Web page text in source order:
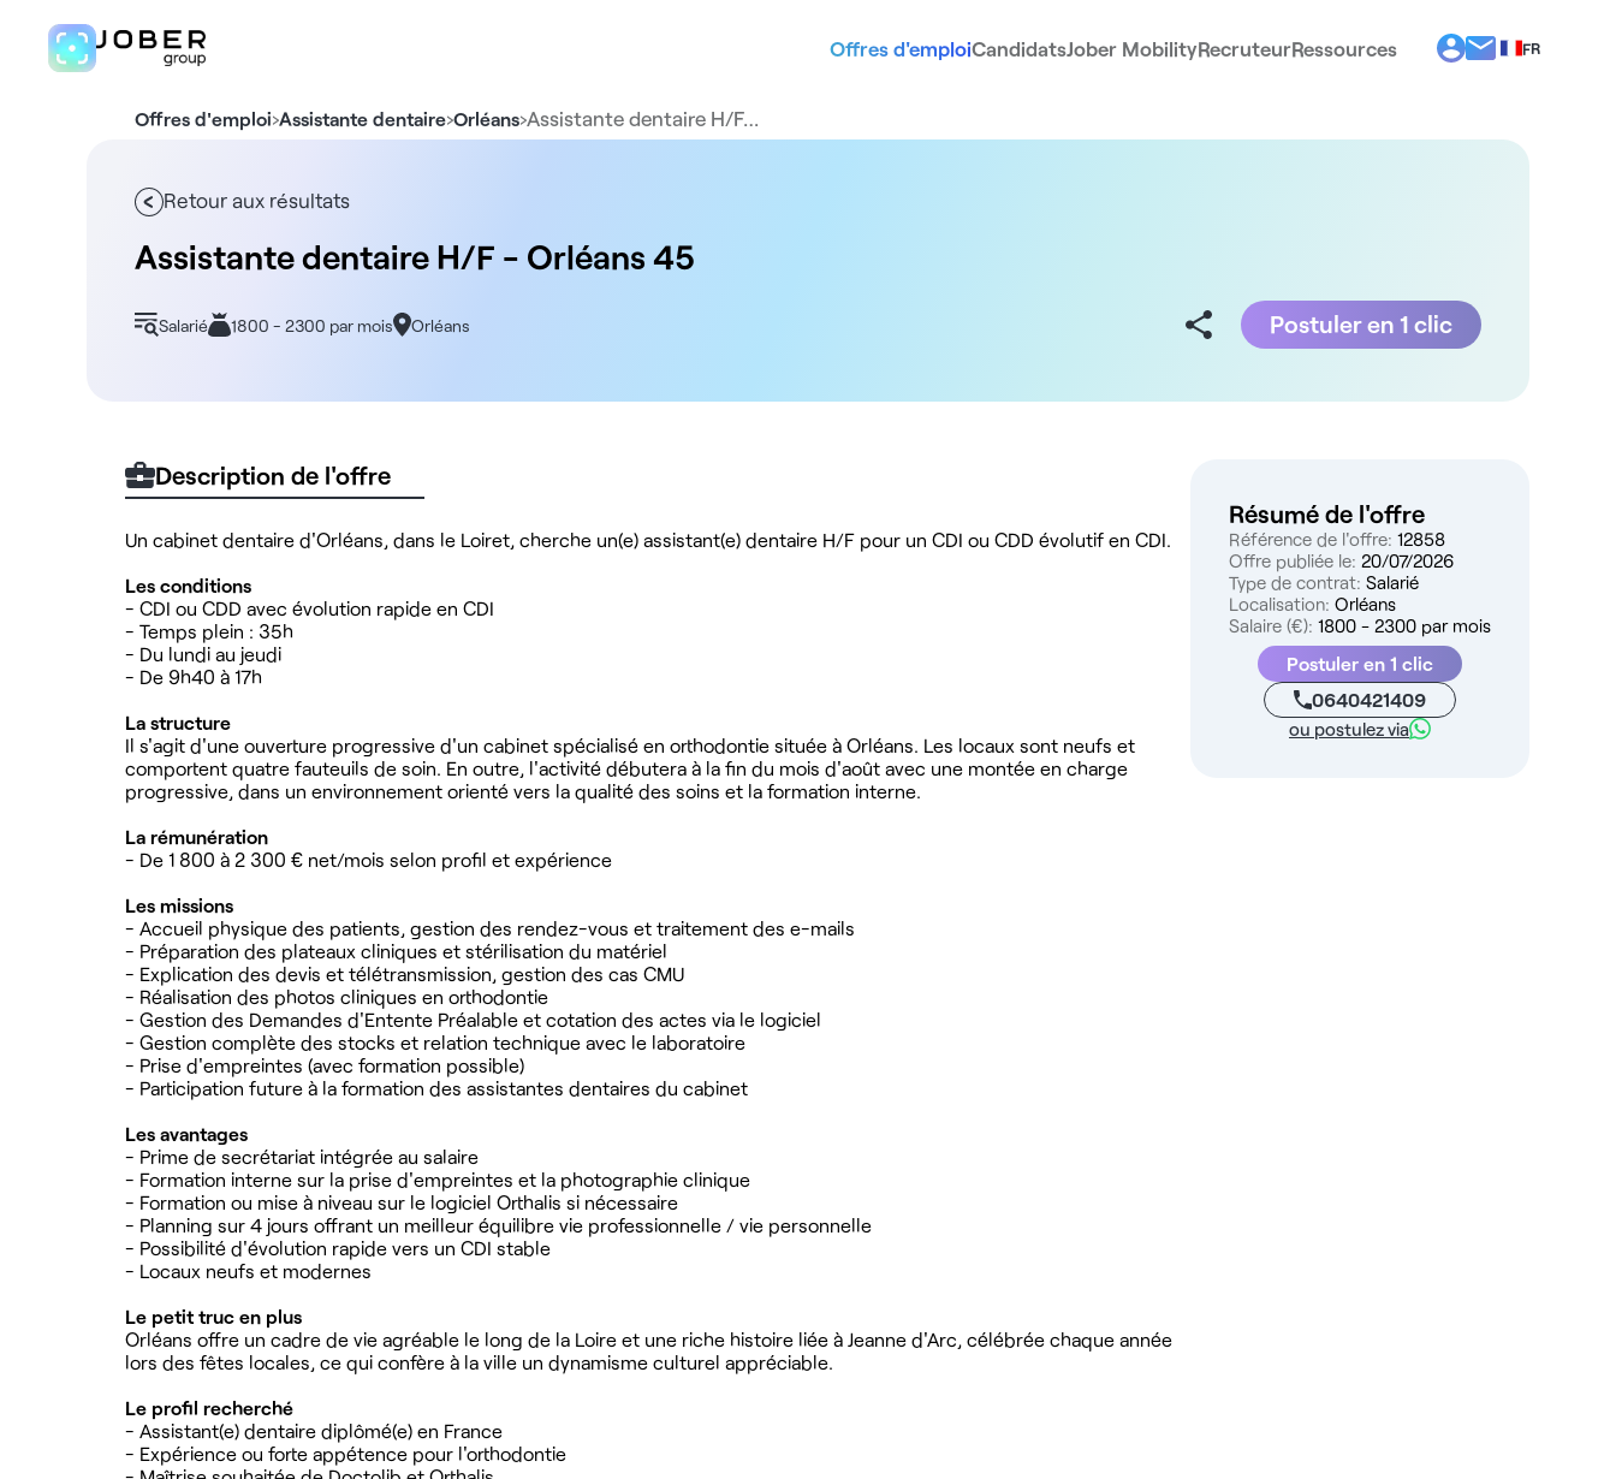
Offres d'emploiCandidatsJober MobilityRecruteurRessources
FR
ES
Offres d'emploi›Assistante dentaire›Orléans›Assistante dentaire H/F…
Retour aux résultats
Assistante dentaire H/F - Orléans 45
Salarié 1800 - 2300 par mois Orléans Postuler en 1 clic
Description de l'offre
Un cabinet dentaire d'Orléans, dans le Loiret, cherche un(e) assistant(e) dentaire H/F pour un CDI ou CDD évolutif en CDI.
Les conditions
- CDI ou CDD avec évolution rapide en CDI
- Temps plein : 35h
- Du lundi au jeudi
- De 9h40 à 17h
La structure
Il s'agit d'une ouverture progressive d'un cabinet spécialisé en orthodontie située à Orléans. Les locaux sont neufs et
comportent quatre fauteuils de soin. En outre, l'activité débutera à la fin du mois d'août avec une montée en charge
progressive, dans un environnement orienté vers la qualité des soins et la formation interne.
La rémunération
- De 1 800 à 2 300 € net/mois selon profil et expérience
Les missions
- Accueil physique des patients, gestion des rendez-vous et traitement des e-mails
- Préparation des plateaux cliniques et stérilisation du matériel
- Explication des devis et télétransmission, gestion des cas CMU
- Réalisation des photos cliniques en orthodontie
- Gestion des Demandes d'Entente Préalable et cotation des actes via le logiciel
- Gestion complète des stocks et relation technique avec le laboratoire
- Prise d'empreintes (avec formation possible)
- Participation future à la formation des assistantes dentaires du cabinet
Les avantages
- Prime de secrétariat intégrée au salaire
- Formation interne sur la prise d'empreintes et la photographie clinique
- Formation ou mise à niveau sur le logiciel Orthalis si nécessaire
- Planning sur 4 jours offrant un meilleur équilibre vie professionnelle / vie personnelle
- Possibilité d'évolution rapide vers un CDI stable
- Locaux neufs et modernes
Le petit truc en plus
Orléans offre un cadre de vie agréable le long de la Loire et une riche histoire liée à Jeanne d'Arc, célébrée chaque année
lors des fêtes locales, ce qui confère à la ville un dynamisme culturel appréciable.
Le profil recherché
- Assistant(e) dentaire diplômé(e) en France
- Expérience ou forte appétence pour l'orthodontie
Résumé de l'offre
Référence de l'offre: 12858
Offre publiée le: 20/07/2026
Type de contrat: Salarié
Localisation: Orléans
Salaire (€): 1800 - 2300 par mois
Postuler en 1 clic
0640421409
ou postulez via